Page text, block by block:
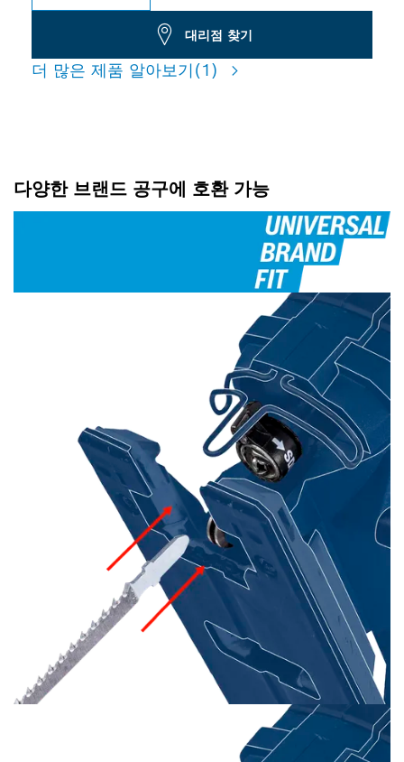
대리점 찾기
더 많은 제품 알아보기(1)
다양한 브랜드 공구에 호환 가능